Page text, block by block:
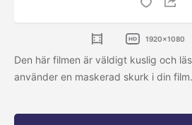
1920x1080
Den här filmen är väldigt kuslig och
använder en maskerad skurk i din